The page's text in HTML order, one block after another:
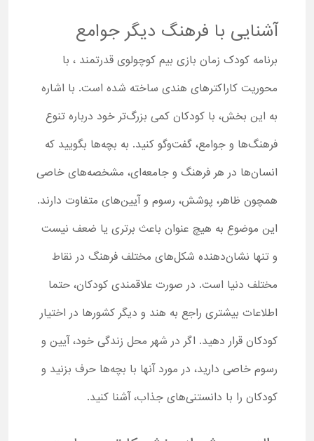
آشنایی با فرهنگ دیگر جوامع
برنامه کودک زمان بازی بیم کوچولوی قدرتمند ، با
محوریت کاراکترهای هندی ساخته شده است. با اشاره
به این بخش، با کودکان کمی بزرگ‌تر خود درباره تنوع
فرهنگ‌ها و جوامع، گفت‌وگو کنید. به بچه‌ها بگویید که
انسان‌ها در هر فرهنگ و جامعه‌ای، مشخصه‌های خاصی
همچون ظاهر، پوشش، رسوم و آیین‌های متفاوت دارند.
این موضوع به هیچ عنوان باعث برتری یا ضعف نیست
و تنها نشان‌دهنده شکل‌های مختلف فرهنگ در نقاط
مختلف دنیا است. در صورت علاقمندی کودکان، حتما
اطلاعات بیشتری راجع به هند و دیگر کشورها در اختیار
کودکان قرار دهید. اگر در شهر محل زندگی خود، آیین و
رسوم خاصی دارید، در مورد آنها با بچه‌ها حرف بزنید و
کودکان را با دانستنی‌های جذاب، آشنا کنید.